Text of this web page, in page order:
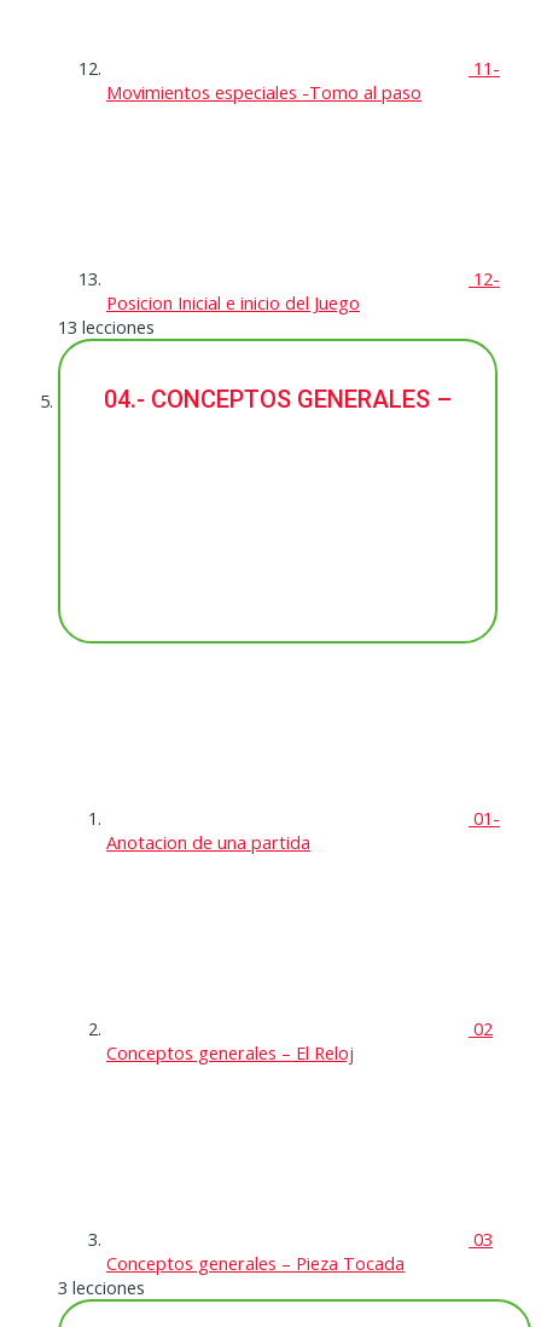
11-
Movimientos especiales -Tomo al paso
12-
Posicion Inicial e inicio del Juego
13 lecciones
04.- CONCEPTOS GENERALES –
01-
Anotacion de una partida
02
Conceptos generales – El Reloj
03
Conceptos generales – Pieza Tocada
3 lecciones